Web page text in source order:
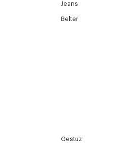
Jeans
Belter
Gestuz